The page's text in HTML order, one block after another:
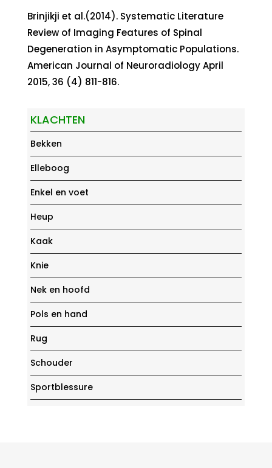
Brinjikji et al.(2014). Systematic Literature
Review of Imaging Features of Spinal
Degeneration in Asymptomatic Populations.
American Journal of Neuroradiology April
2015, 36 (4) 811-816.
KLACHTEN
Bekken
Elleboog
Enkel en voet
Heup
Kaak
Knie
Nek en hoofd
Pols en hand
Rug
Schouder
Sportblessure